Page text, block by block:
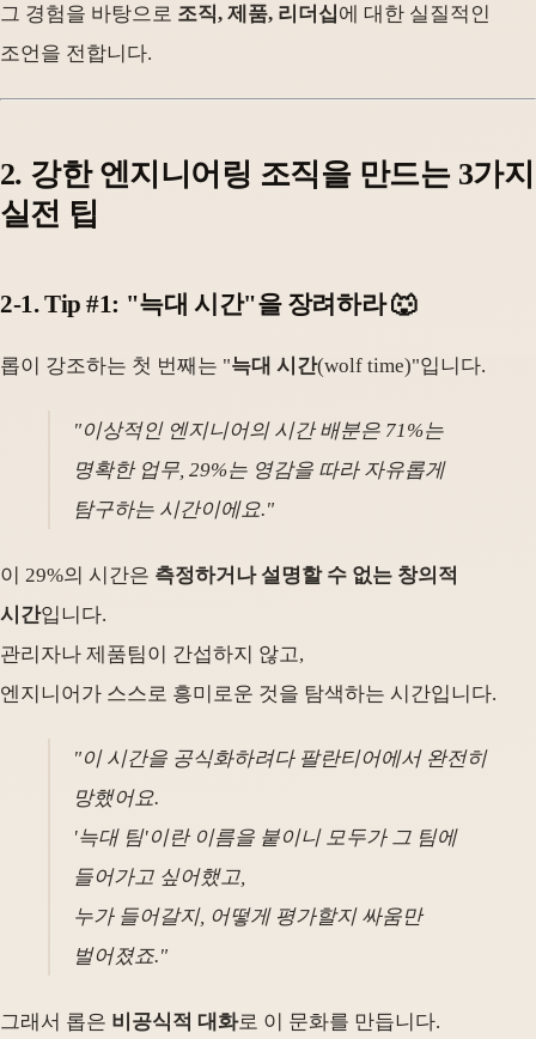
그 경험을 바탕으로 조직, 제품, 리더십에 대한 실질적인
조언을 전합니다.
2. 강한 엔지니어링 조직을 만드는 3가지
실전 팁
2-1. Tip #1: "늑대 시간"을 장려하라 🐺
롭이 강조하는 첫 번째는 "늑대 시간(wolf time)"입니다.
"이상적인 엔지니어의 시간 배분은 71%는
명확한 업무, 29%는 영감을 따라 자유롭게
탐구하는 시간이에요."
이 29%의 시간은 측정하거나 설명할 수 없는 창의적
시간입니다.
관리자나 제품팀이 간섭하지 않고,
엔지니어가 스스로 흥미로운 것을 탐색하는 시간입니다.
"이 시간을 공식화하려다 팔란티어에서 완전히
망했어요.
'늑대 팀'이란 이름을 붙이니 모두가 그 팀에
들어가고 싶어했고,
누가 들어갈지, 어떻게 평가할지 싸움만
벌어졌죠."
그래서 롭은 비공식적 대화로 이 문화를 만듭니다.